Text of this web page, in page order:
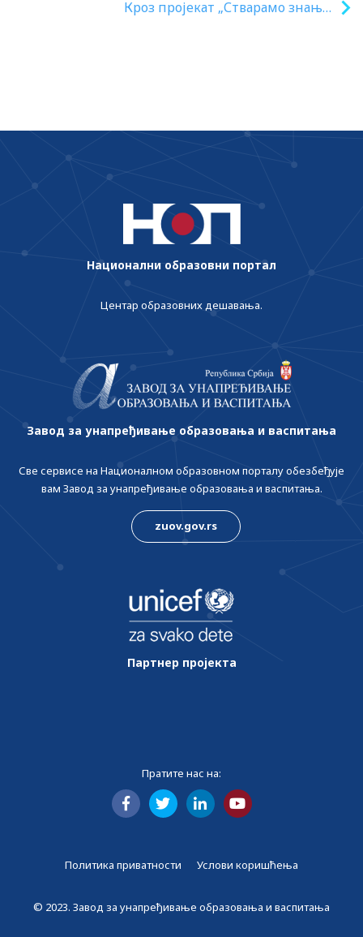
Кроз пројекат „Стварамо знање“
Национални образовни портал
Центар образовних дешавања.
Завод за унапређивање образовања и васпитања
Све сервисе на Националном образовном порталу обезбеђује
вам Завод за унапређивање образовања и васпитања.
zuov.gov.rs
Партнер пројекта
Пратите нас на:
Политика приватности Услови коришћења
© 2023. Завод за унапређивање образовања и васпитања